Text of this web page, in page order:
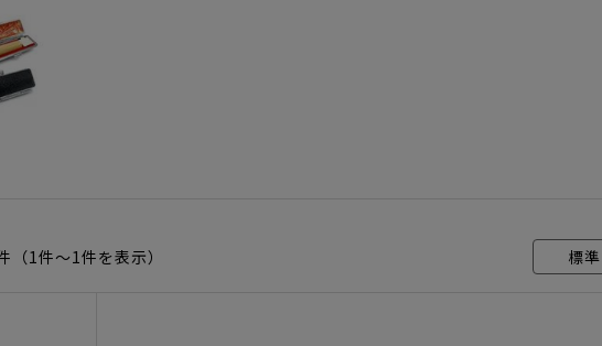
（1件〜1件を表示） 標準